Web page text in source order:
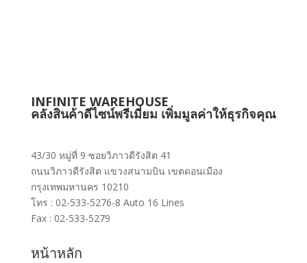
INFINITE WAREHOUSE
คลังสินค้าดีไซน์พรีเมี่ยม เพิ่มมูลค่าให้ธุรกิจคุณ
43/30 หมู่ที่ 9 ซอยวิภาวดีรังสิต 41
ถนนวิภาวดีรังสิต แขวงสนามบิน เขตดอนเมือง
กรุงเทพมหานคร 10210
โทร : 02-533-5276-8 Auto 16 Lines
Fax : 02-533-5279
หน้าหลัก